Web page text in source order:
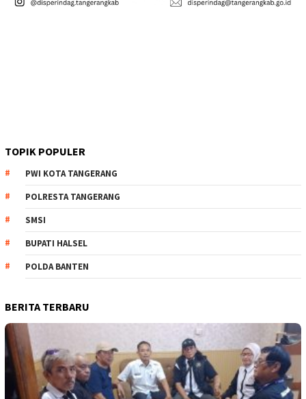
TOPIK POPULER
PWI KOTA TANGERANG
POLRESTA TANGERANG
SMSI
BUPATI HALSEL
POLDA BANTEN
BERITA TERBARU